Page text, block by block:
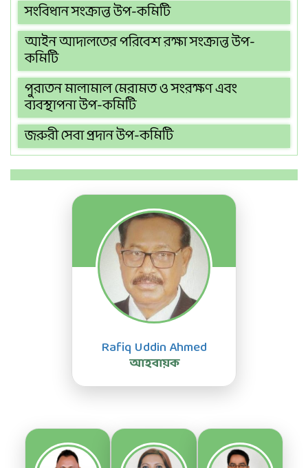
সংবিধান সংক্রান্ত উপ-কমিটি
আইন আদালতের পরিবেশ রক্ষা সংক্রান্ত উপ-
কমিটি
পুরাতন মালামাল মেরামত ও সংরক্ষণ এবং
ব্যবস্থাপনা উপ-কমিটি
জরুরী সেবা প্রদান উপ-কমিটি
Rafiq Uddin Ahmed
আহবায়ক